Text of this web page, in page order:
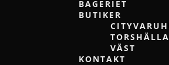
BAGERIET
BUTIKER
TORSHÄLLA
VÄST
KONTAKT